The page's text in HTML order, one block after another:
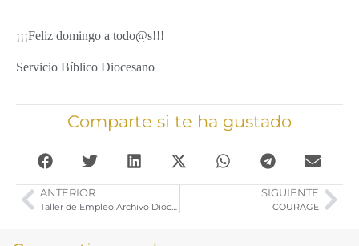
¡¡¡Feliz domingo a todo@s!!!
Servicio Bíblico Diocesano
Comparte si te ha gustado
ANTERIOR
Taller de Empleo Archivo Diocesano. Listados Definitivo de Admitidos Excluidos
SIGUIENTE
COURAGE